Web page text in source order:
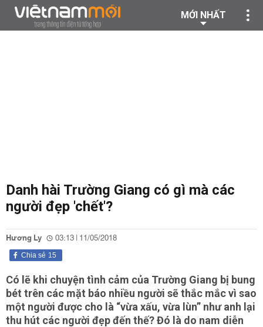
MỚI NHẤT
Danh hài Trường Giang có gì mà các
người đẹp 'chết'?
Hương Ly 03:13 | 11/05/2018
15
Chia sẻ
Có lẽ khi chuyện tình cảm của Trường Giang bị bung
bét trên các mặt báo nhiều người sẽ thắc mắc vì sao
một người được cho là “vừa xấu, vừa lùn” như anh lại
thu hút các người đẹp đến thế? Đó là do nam diễn